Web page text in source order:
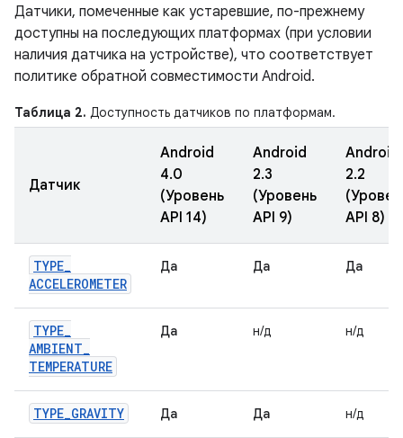
Датчики, помеченные как устаревшие, по-прежнему
доступны на последующих платформах (при условии
наличия датчика на устройстве), что соответствует
политике обратной совместимости Android.
Таблица 2. Доступность датчиков по платформам.
Датчик
Android
4.0
(Уровень
API 14)
Android
2.3
(Уровень
API 9)
Android
2.2
API 8)
TYPE_
ACCELEROMETER
Да Да Да
TYPE_
AMBIENT_
TEMPERATURE
Да н/д н/д
TYPE_GRAVITY Да Да н/д